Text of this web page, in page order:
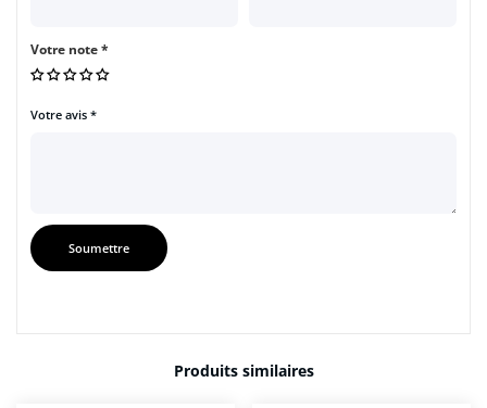
Votre note*
Votre avis *
Produits similaires